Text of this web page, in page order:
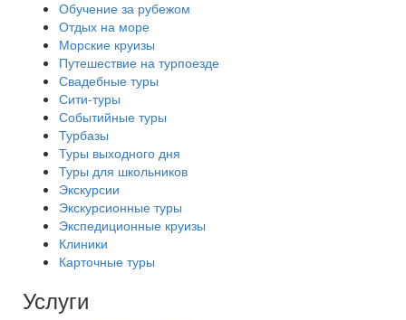
Обучение за рубежом
Отдых на море
Морские круизы
Путешествие на турпоезде
Свадебные туры
Сити-туры
Событийные туры
Турбазы
Туры выходного дня
Туры для школьников
Экскурсии
Экскурсионные туры
Экспедиционные круизы
Клиники
Карточные туры
Услуги